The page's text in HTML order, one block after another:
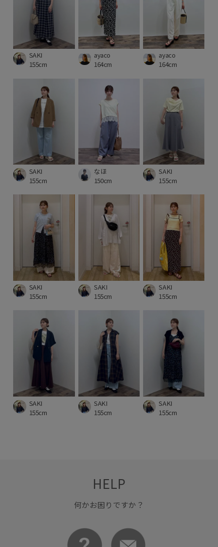
SAKI
155cm
ayaco
164cm
ayaco
164cm
SAKI
155cm
なほ
150cm
SAKI
155cm
SAKI
155cm
SAKI
155cm
SAKI
155cm
SAKI
155cm
SAKI
155cm
SAKI
155cm
HELP
何かお困りですか？